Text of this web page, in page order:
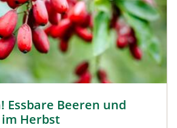
Essbare Beeren und
Herbst